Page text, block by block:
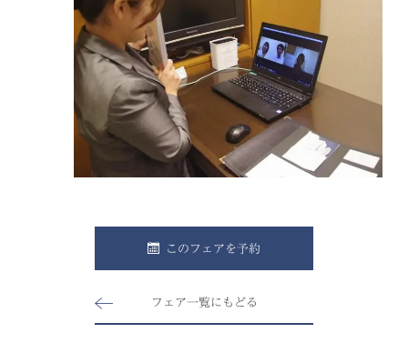
このフェアを予約
フェア一覧にもどる